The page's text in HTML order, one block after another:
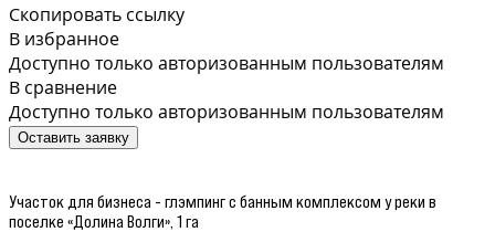
Скопировать ссылку
В избранное
Доступно только авторизованным пользователям
В сравнение
Доступно только авторизованным пользователям
Оставить заявку
Участок для бизнеса - глэмпинг с банным комплексом у реки в
поселке «Долина Волги», 1 га